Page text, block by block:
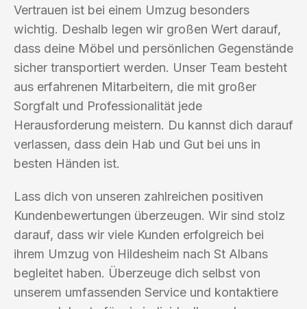
Vertrauen ist bei einem Umzug besonders
wichtig. Deshalb legen wir großen Wert darauf,
dass deine Möbel und persönlichen Gegenstände
sicher transportiert werden. Unser Team besteht
aus erfahrenen Mitarbeitern, die mit großer
Sorgfalt und Professionalität jede
Herausforderung meistern. Du kannst dich darauf
verlassen, dass dein Hab und Gut bei uns in
besten Händen ist.
Lass dich von unseren zahlreichen positiven
Kundenbewertungen überzeugen. Wir sind stolz
darauf, dass wir viele Kunden erfolgreich bei
ihrem Umzug von Hildesheim nach St Albans
begleitet haben. Überzeuge dich selbst von
unserem umfassenden Service und kontaktiere